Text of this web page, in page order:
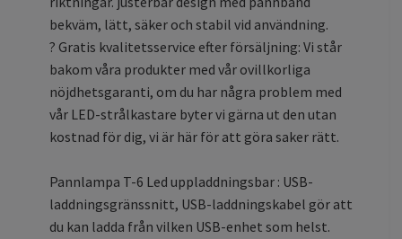
bekväm, lätt, säker och stabil vid användning.
? Gratis kvalitetsservice efter försäljning: Vi står
bakom våra produkter med vår ovillkorliga
nöjdhetsgaranti, om du har några problem med
vår LED-strålkastare byter vi gärna ut den utan
kostnad för dig, vi är här för att göra saker rätt.
Pannlampa T-6 Led uppladdningsbar : USB-
laddningsgränssnitt, USB-laddningskabel gör att
du kan ladda från vilken USB-enhet som helst.